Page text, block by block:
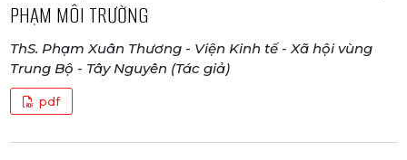
PHẠM MÔI TRƯỜNG
ThS. Phạm Xuân Thương - Viện Kinh tế - Xã hội vùng
Trung Bộ - Tây Nguyên (Tác giả)
pdf